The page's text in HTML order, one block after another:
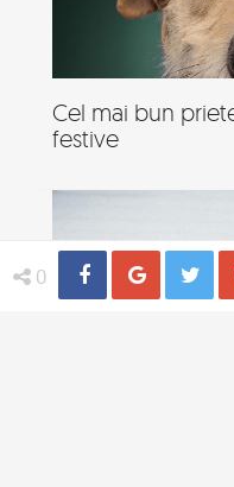
0 Share
Cel mai bun
festive